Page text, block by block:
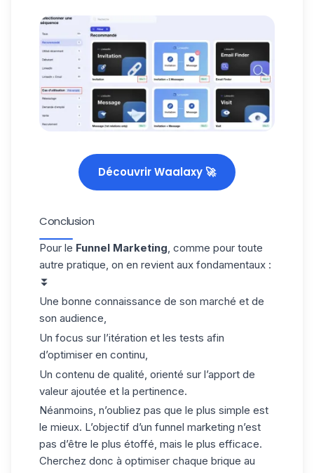
Découvrir Waalaxy 🚀
Conclusion
Pour le Funnel Marketing, comme pour toute
autre pratique, on en revient aux fondamentaux :
⏬
Une bonne connaissance de son marché et de
son audience,
Un focus sur l’itération et les tests afin
d’optimiser en continu,
Un contenu de qualité, orienté sur l’apport de
valeur ajoutée et la pertinence.
Néanmoins, n’oubliez pas que le plus simple est
le mieux. L’objectif d’un funnel marketing n’est
pas d’être le plus étoffé, mais le plus efficace.
Cherchez donc à optimiser chaque brique au